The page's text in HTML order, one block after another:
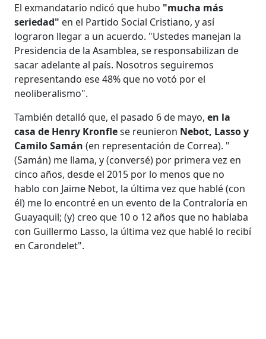
El exmandatario ndicó que hubo "mucha más
seriedad" en el Partido Social Cristiano, y así
lograron llegar a un acuerdo. "Ustedes manejan la
Presidencia de la Asamblea, se responsabilizan de
sacar adelante al país. Nosotros seguiremos
representando ese 48% que no votó por el
neoliberalismo".
También detalló que, el pasado 6 de mayo, en la
casa de Henry Kronflese reunieron Nebot, Lasso y
Camilo Samán(en representación de Correa). "
(Samán) me llama, y (conversé) por primera vez en
cinco años, desde el 2015 por lo menos que no
hablo con Jaime Nebot, la última vez que hablé (con
él) me lo encontré en un evento de la Contraloría en
Guayaquil; (y) creo que 10 o 12 años que no hablaba
con Guillermo Lasso, la última vez que hablé lo recibí
en Carondelet".